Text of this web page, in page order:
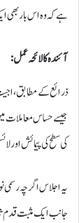
ہے کہ وہ اس بار بھی
آئندہ کا لائحہ عمل:
ذرائع کے مطابق،
جیسے حساس معاملات
کی سطح کی پیمائش اور
یہ اجلاس اگرچہ رسمی
جانب ایک مثبت قدم